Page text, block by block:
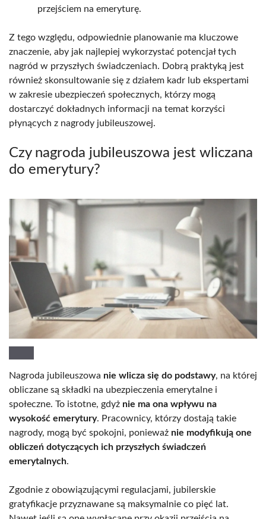
przejściem na emeryturę.
Z tego względu, odpowiednie planowanie ma kluczowe
znaczenie, aby jak najlepiej wykorzystać potencjał tych
nagród w przyszłych świadczeniach. Dobrą praktyką jest
również skonsultowanie się z działem kadr lub ekspertami
w zakresie ubezpieczeń społecznych, którzy mogą
dostarczyć dokładnych informacji na temat korzyści
płynących z nagrody jubileuszowej.
Czy nagroda jubileuszowa jest wliczana
do emerytury?
Nagroda jubileuszowa nie wlicza się do podstawy, na której
obliczane są składki na ubezpieczenia emerytalne i
społeczne. To istotne, gdyż nie ma ona wpływu na
wysokość emerytury. Pracownicy, którzy dostają takie
nagrody, mogą być spokojni, ponieważ nie modyfikują one
obliczeń dotyczących ich przyszłych świadczeń
emerytalnych.
Zgodnie z obowiązującymi regulacjami, jubilerskie
gratyfikacje przyznawane są maksymalnie co pięć lat.